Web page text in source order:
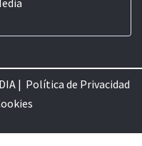
| Política de Privacidad
s